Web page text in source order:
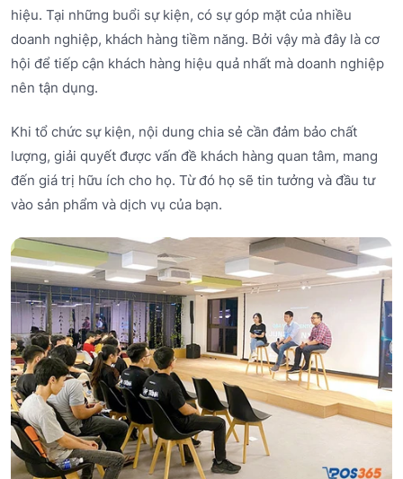
hiệu. Tại những buổi sự kiện, có sự góp mặt của nhiều
doanh nghiệp, khách hàng tiềm năng. Bởi vậy mà đây là cơ
hội để tiếp cận khách hàng hiệu quả nhất mà doanh nghiệp
nên tận dụng.
Khi tổ chức sự kiện, nội dung chia sẻ cần đảm bảo chất
lượng, giải quyết được vấn đề khách hàng quan tâm, mang
đến giá trị hữu ích cho họ. Từ đó họ sẽ tin tưởng và đầu tư
vào sản phẩm và dịch vụ của bạn.